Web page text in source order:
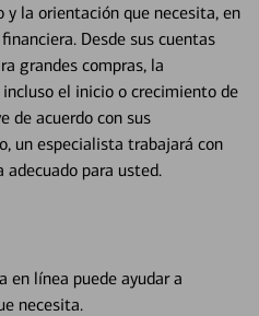
y la orientación que necesita, en
Desde sus cuentas
grandes compras, la
el inicio o crecimiento de
de acuerdo con sus
un especialista trabajará con
para usted.
en línea puede ayudar a
necesita.